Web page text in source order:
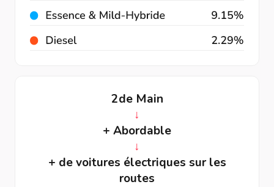
2de Main
↓
+ Abordable
↓
+ de voitures électriques sur les
routes